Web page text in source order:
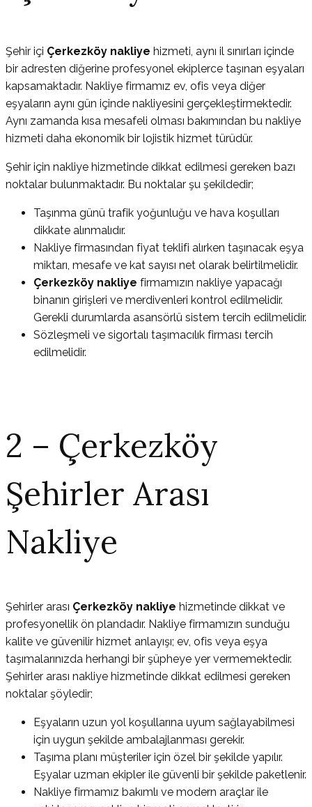
Şehir içi Çerkezköy nakliye hizmeti, aynı il sınırları içinde
bir adresten diğerine profesyonel ekiplerce taşınan eşyaları
kapsamaktadır. Nakliye firmamız ev, ofis veya diğer
eşyaların aynı gün içinde nakliyesini gerçekleştirmektedir.
Aynı zamanda kısa mesafeli olması bakımından bu nakliye
hizmeti daha ekonomik bir lojistik hizmet türüdür.
Şehir için nakliye hizmetinde dikkat edilmesi gereken bazı
noktalar bulunmaktadır. Bu noktalar şu şekildedir;
Taşınma günü trafik yoğunluğu ve hava koşulları
dikkate alınmalıdır.
Nakliye firmasından fiyat teklifi alırken taşınacak eşya
miktarı, mesafe ve kat sayısı net olarak belirtilmelidir.
Çerkezköy nakliye firmamızın nakliye yapacağı
binanın girişleri ve merdivenleri kontrol edilmelidir.
Gerekli durumlarda asansörlü sistem tercih edilmelidir.
Sözleşmeli ve sigortalı taşımacılık firması tercih
edilmelidir.
2 – Çerkezköy
Şehirler Arası
Nakliye
Şehirler arası Çerkezköy nakliye hizmetinde dikkat ve
profesyonellik ön plandadır. Nakliye firmamızın sunduğu
kalite ve güvenilir hizmet anlayışı; ev, ofis veya eşya
taşımalarınızda herhangi bir şüpheye yer vermemektedir.
Şehirler arası nakliye hizmetinde dikkat edilmesi gereken
noktalar şöyledir;
Eşyaların uzun yol koşullarına uyum sağlayabilmesi
için uygun şekilde ambalajlanması gerekir.
Taşıma planı müşteriler için özel bir şekilde yapılır.
Eşyalar uzman ekipler ile güvenli bir şekilde paketlenir.
Nakliye firmamız bakımlı ve modern araçlar ile